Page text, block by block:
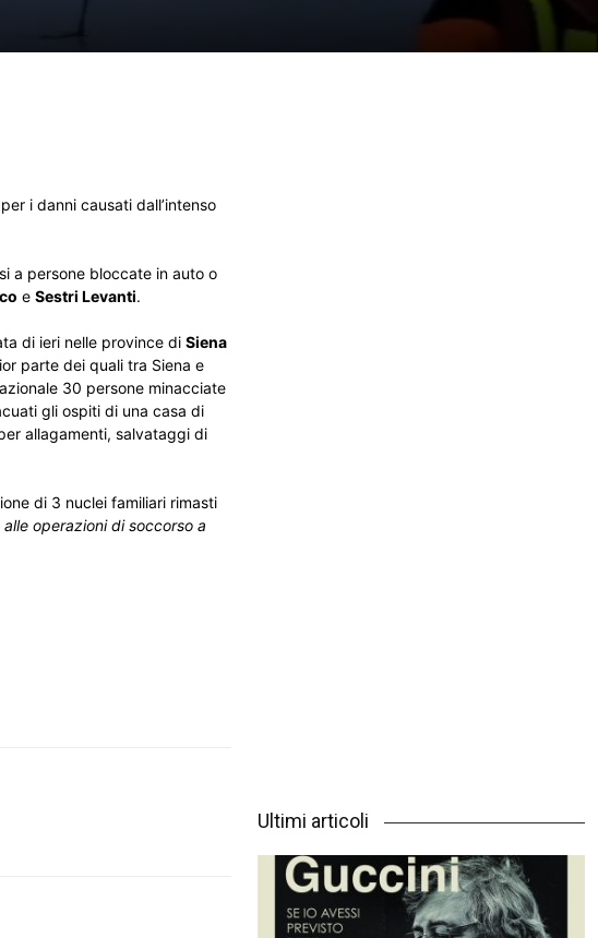
per i danni causati dall’intenso
a persone bloccate in auto o
e Sestri Levanti.
di ieri nelle province di Siena
parte dei quali tra Siena e
30 persone minacciate
gli ospiti di una casa di
allagamenti, salvataggi di
di 3 nuclei familiari rimasti
operazioni di soccorso a
Ultimi articoli